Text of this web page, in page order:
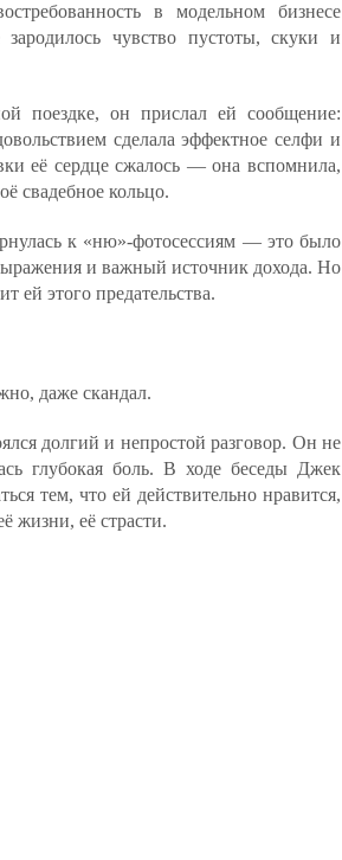
в модельном бизнесе
чувство пустоты, скуки и
поездке, он прислал ей сообщение:
сделала эффектное селфи и
её сердце сжалось — она вспомнила,
свадебное кольцо.
к «ню»-фотосессиям — это было
и важный источник дохода. Но
ей этого предательства.
даже скандал.
долгий и непростой разговор. Он не
глубокая боль. В ходе беседы Джек
тем, что ей действительно нравится,
жизни, её страсти.